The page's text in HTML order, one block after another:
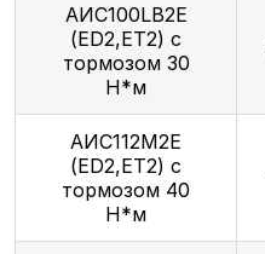
AИC100LB2Е
(ED2,ET2) с
тормозом 30
Н*м
АИС112М2Е
(ED2,ET2) с
тормозом 40
Н*м